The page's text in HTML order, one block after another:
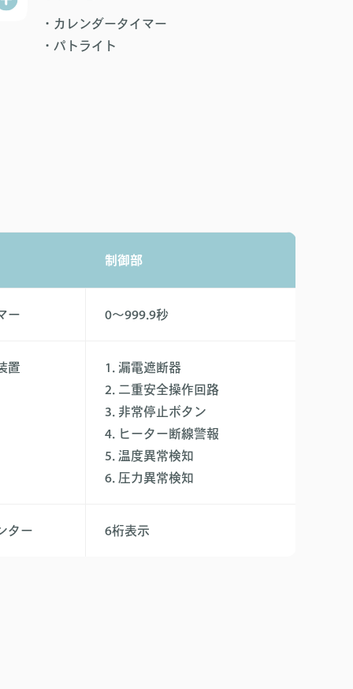
・カレンダータイマー
・パトライト
制御部
ー 0〜999.9秒
置
1. 漏電遮断器
2. 二重安全操作回路
3. 非常停止ボタン
4. ヒーター断線警報
5. 温度異常検知
6. 圧力異常検知
ター 6桁表示